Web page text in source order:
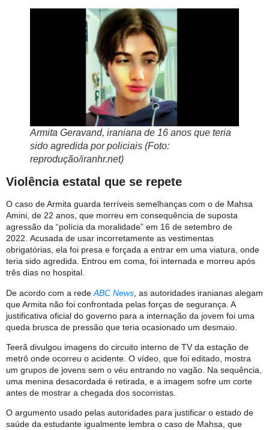
Armita Geravand, iraniana de 16 anos que teria
sido agredida por policiais (Foto:
reprodução/iranhr.net)
Violência estatal que se repete
O caso de Armita guarda terríveis semelhanças com o de Mahsa
Amini, de 22 anos, que morreu em consequência de suposta
agressão da “polícia da moralidade” em 16 de setembro de
2022. Acusada de usar incorretamente as vestimentas
obrigatórias, ela foi presa e forçada a entrar em uma viatura, onde
teria sido agredida. Entrou em coma, foi internada e morreu após
três dias no hospital.
De acordo com a rede ABC News , as autoridades iranianas alegam
que Armita não foi confrontada pelas forças de segurança. A
justificativa oficial do governo para a internação da jovem foi uma
queda brusca de pressão que teria ocasionado um desmaio.
Teerã divulgou imagens do circuito interno de TV da estação de
metrô onde ocorreu o acidente. O vídeo, que foi editado, mostra
um grupos de jovens sem o véu entrando no vagão. Na sequência,
uma menina desacordada é retirada, e a imagem sofre um corte
antes de mostrar a chegada dos socorristas.
O argumento usado pelas autoridades para justificar o estado de
saúde da estudante igualmente lembra o caso de Mahsa, que